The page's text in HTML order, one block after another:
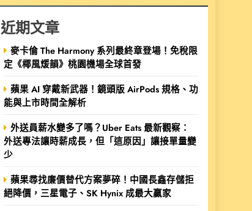
近期文章
麥卡倫 The Harmony 系列最終章登場！免稅限
定《椰風煖韻》桃園機場全球首發
蘋果 AI 穿戴新武器！鏡頭版 AirPods 規格、功
能與上市時間全解析
外送員薪水變多了嗎？Uber Eats 最新觀察：
外送專法讓時薪成長，但「這原因」讓接單量變
少
蘋果尋找廉價替代方案夢碎！中國長鑫存儲拒
絕降價，三星電子、SK Hynix 成最大贏家